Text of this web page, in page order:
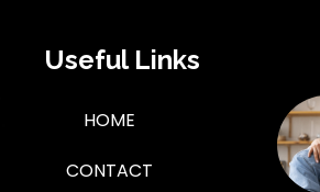
Useful Links
HOME
CONTACT